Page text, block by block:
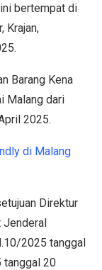
bertempat di
Krajan,
Barang Kena
Malang dari
2025.
di Malang
Direktur
Jenderal
2025 tanggal
tanggal 20